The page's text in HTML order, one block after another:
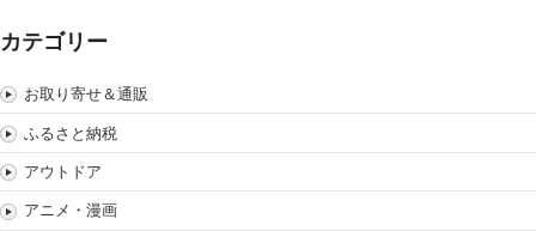
カテゴリー
お取り寄せ＆通販
ふるさと納税
アウトドア
アニメ・漫画